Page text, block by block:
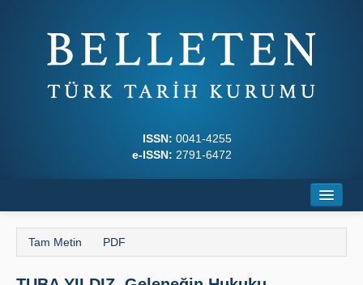
ISSN: 0041-4255
e-ISSN: 2791-6472
Hakkında
Tam Metin PDF